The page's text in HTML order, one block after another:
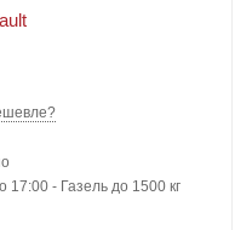
17:00 - Газель до 1500 кг